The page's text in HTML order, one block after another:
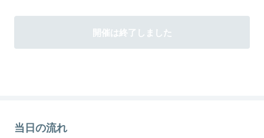
開催は終了しました
当日の流れ